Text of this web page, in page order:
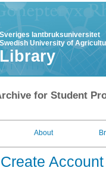
Sveriges lantbruksuniversitet
Swedish University of
Library
for Student
About
Create Account